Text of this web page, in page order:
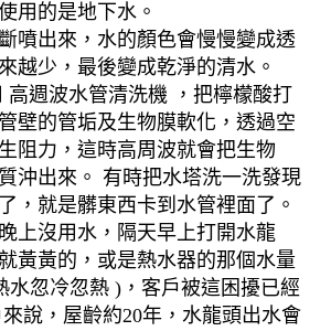
用的是地下水。
噴出來，水的顏色會慢慢變成透
越少，最後變成乾淨的清水。
高週波水管清洗機 ，把檸檬酸打
壁的管垢及生物膜軟化，透過空
阻力，這時高周波就會把生物
沖出來。 有時把水塔洗一洗發現
，就是髒東西卡到水管裡面了。
上沒用水，隔天早上打開水龍
黃黃的，或是熱水器的那個水量
水忽冷忽熱 )，客戶被這困擾已經
說，屋齡約20年，水龍頭出水會